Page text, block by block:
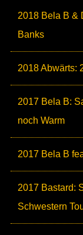
2018 Bela B &
Banks
2018 Abwärts:
2017 Bela B:
noch Warm
2017 Bela B
2017 Bastard:
Schwestern